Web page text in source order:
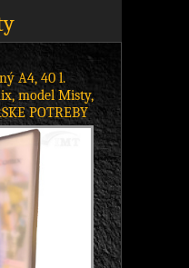
A4, 40 l.
model Misty,
POTREBY